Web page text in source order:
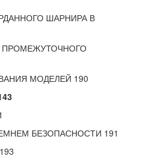
ШАРНИРА В
ПРОМЕЖУТОЧНОГО
МОДЕЛЕЙ 190
БЕЗОПАСНОСТИ 191